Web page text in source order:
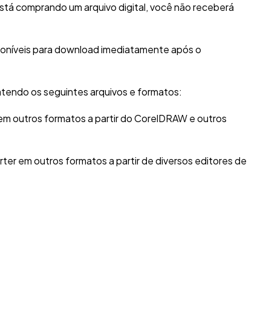
comprando um arquivo digital, você não receberá
para download imediatamente após o
os seguintes arquivos e formatos:
outros formatos a partir do CorelDRAW e outros
em outros formatos a partir de diversos editores de